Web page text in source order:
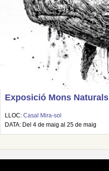
Exposició Mons Naturals
LLOC: Casal Mira-sol
DATA: Del 4 de maig al 25 de maig